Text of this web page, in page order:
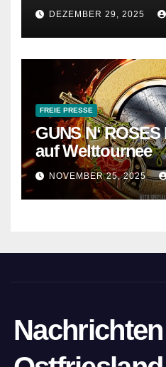
DEZEMBER 29, 2025
FREIE PRESSE
GUNS N‘
auf Welttournee
NOVEMBER 25, 2025